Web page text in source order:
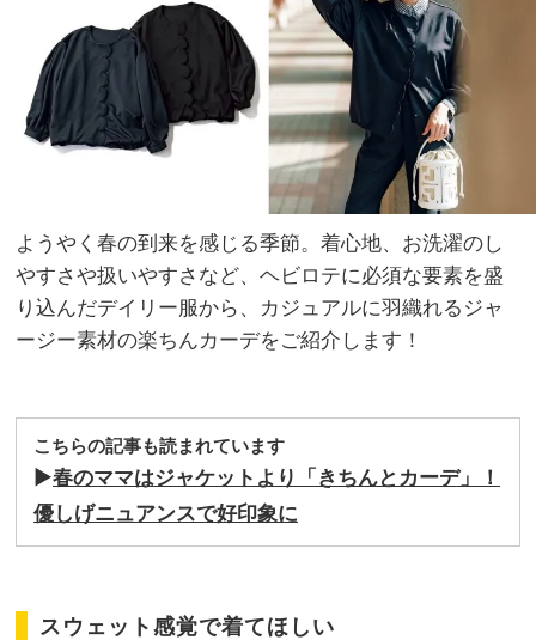
旅】
を
ようやく春の到来を感じる季節。着心地、お洗濯のし
やすさや扱いやすさなど、ヘビロテに必須な要素を盛
り込んだデイリー服から、カジュアルに羽織れるジャ
ージー素材の楽ちんカーデをご紹介します！
こちらの記事も読まれています
▶︎春のママはジャケットより「きちんとカーデ」！
優しげニュアンスで好印象に
スウェット感覚で着てほしい